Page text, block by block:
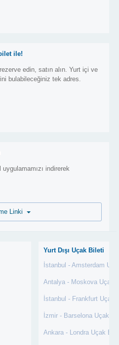
ile!
edin, satın alın. Yurt içi ve
bulabileceğiniz tek adres.
indirerek
Yurt Dışı Uçak Bileti
İstanbul - Amsterdam
Antalya - Moskova Uçak
İstanbul - Frankfurt Uçak
İzmir - Barselona Uçak
Ankara - Londra Uçak